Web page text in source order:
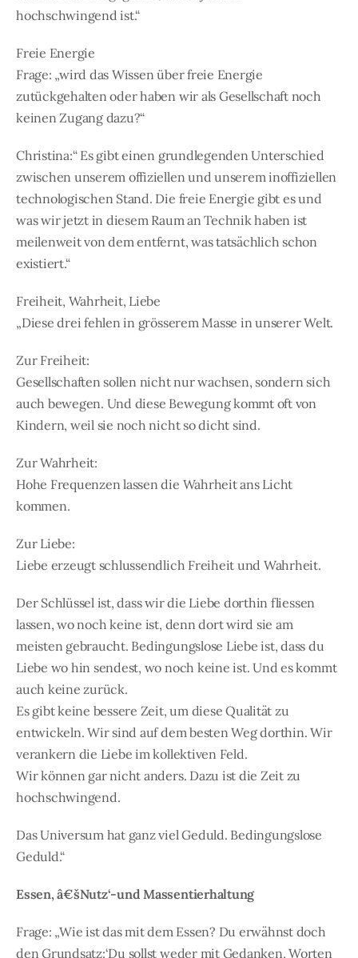
hochschwingend ist.“
Freie Energie
Frage: „wird das Wissen über freie Energie
zutückgehalten oder haben wir als Gesellschaft noch
keinen Zugang dazu?“
Christina:“ Es gibt einen grundlegenden Unterschied
zwischen unserem offiziellen und unserem inoffiziellen
technologischen Stand. Die freie Energie gibt es und
was wir jetzt in diesem Raum an Technik haben ist
meilenweit von dem entfernt, was tatsächlich schon
existiert.“
Freiheit, Wahrheit, Liebe
„Diese drei fehlen in grösserem Masse in unserer Welt.
Zur Freiheit:
Gesellschaften sollen nicht nur wachsen, sondern sich
auch bewegen. Und diese Bewegung kommt oft von
Kindern, weil sie noch nicht so dicht sind.
Zur Wahrheit:
Hohe Frequenzen lassen die Wahrheit ans Licht
kommen.
Zur Liebe:
Liebe erzeugt schlussendlich Freiheit und Wahrheit.
Der Schlüssel ist, dass wir die Liebe dorthin fliessen
lassen, wo noch keine ist, denn dort wird sie am
meisten gebraucht. Bedingungslose Liebe ist, dass du
Liebe wo hin sendest, wo noch keine ist. Und es kommt
auch keine zurück.
Es gibt keine bessere Zeit, um diese Qualität zu
entwickeln. Wir sind auf dem besten Weg dorthin. Wir
verankern die Liebe im kollektiven Feld.
Wir können gar nicht anders. Dazu ist die Zeit zu
hochschwingend.
Das Universum hat ganz viel Geduld. Bedingungslose
Geduld.“
Essen, â€šNutz‘-und Massentierhaltung
Frage: „Wie ist das mit dem Essen? Du erwähnst doch
den Grundsatz:‘Du sollst weder mit Gedanken, Worten